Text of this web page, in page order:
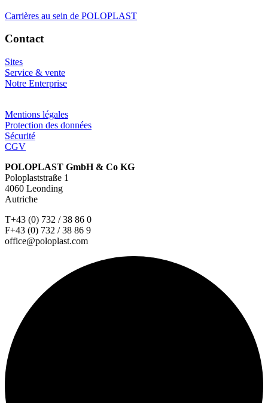
Carrières au sein de POLOPLAST
Contact
Sites
Service & vente
Notre Enterprise
Mentions légales
Protection des données
Sécurité
CGV
POLOPLAST GmbH & Co KG
Poloplaststraße 1
4060 Leonding
Autriche
T+43 (0) 732 / 38 86 0
F+43 (0) 732 / 38 86 9
office@poloplast.com